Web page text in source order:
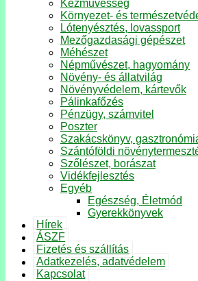
Kézművesség
Környezet- és
Lótenyésztés, lovassport
Mezőgazdasági gépészet
Méhészet
Népművészet, hagyomány
Növény- és állatvilág
Növényvédelem, kártevők
Pálinkafőzés
Pénzügy, számvitel
Poszter
Szakácskönyv,
Szántóföldi
Szőlészet, borászat
Vidékfejlesztés
Egyéb
Egészség, Életmód
Gyerekkönyvek
Hírek
ÁSZF
Fizetés és szállítás
Adatkezelés, adatvédelem
Kapcsolat